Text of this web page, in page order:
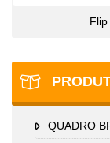
QUADRO